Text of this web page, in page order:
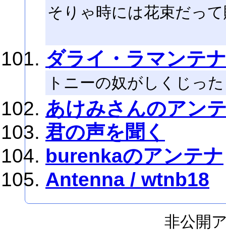
そりゃ時には花束だっ
ダライ・ラマンテナ
トニーの奴がしくじった
あけみさんのアン
君の声を聞く
burenkaのアンテナ
Antenna / wtnb18
非公開